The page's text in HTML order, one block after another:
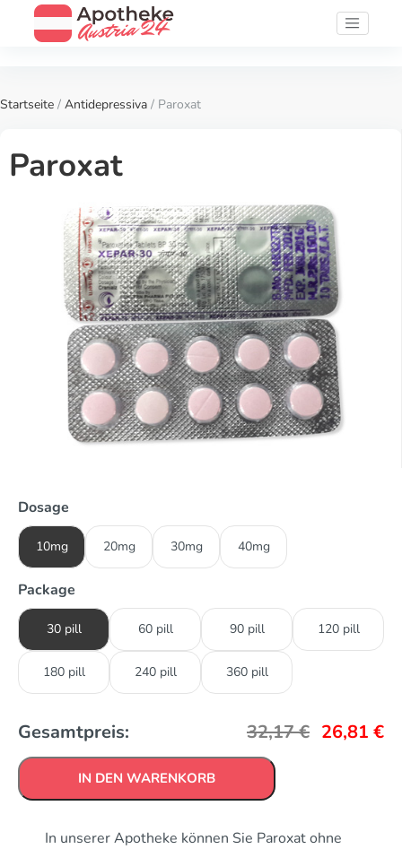
Startseite / Antidepressiva / Paroxat
Paroxat
Dosage
10mg 20mg 30mg 40mg
Package
30 pill 60 pill 90 pill 120 pill
180 pill 240 pill 360 pill
Gesamtpreis: 32,17€ 26,81 €
IN DEN WARENKORB
In unserer Apotheke können Sie Paroxat ohne